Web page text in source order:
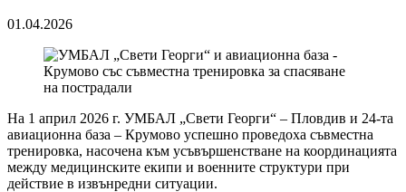
01.04.2026
На 1 април 2026 г. УМБАЛ „Свети Георги“ – Пловдив и 24-та
авиационна база – Крумово успешно проведоха съвместна
тренировка, насочена към усъвършенстване на координацията
между медицинските екипи и военните структури при
действие в извънредни ситуации.